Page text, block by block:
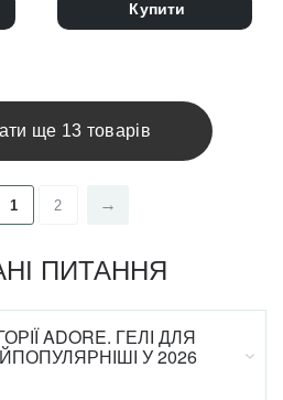
ПИТАННЯ
ADORE. ГЕЛІ ДЛЯ
У 2026
Купити
ще 13 товарів
1 2